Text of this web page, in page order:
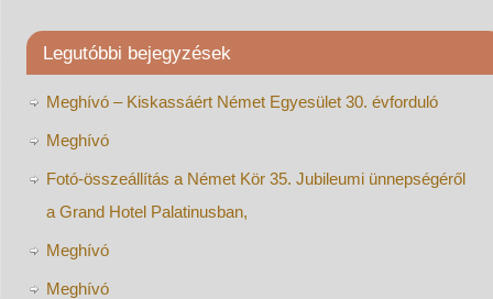
Legutóbbi bejegyzések
Meghívó – Kiskassáért Német Egyesület 30. évforduló
Meghívó
Fotó-összeállítás a Német Kör 35. Jubileumi ünnepségéről
a Grand Hotel Palatinusban,
Meghívó
Meghívó